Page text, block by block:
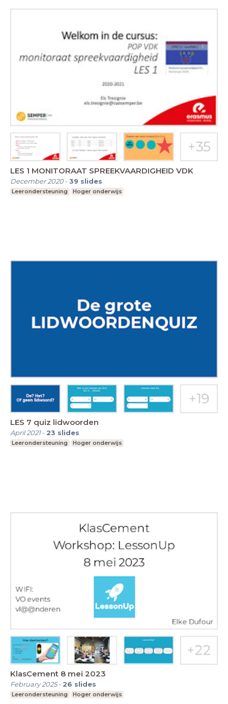
LES 1 MONITORAAT SPREEKVAARDIGHEID VDK
December 2020-39 slides
Leerondersteuning Hoger onderwijs
LES 7 quiz lidwoorden
April 2021- 23 slides
Leerondersteuning Hoger onderwijs
KlasCement 8 mei 2023
February 2025- 26 slides
Leerondersteuning Hoger onderwijs